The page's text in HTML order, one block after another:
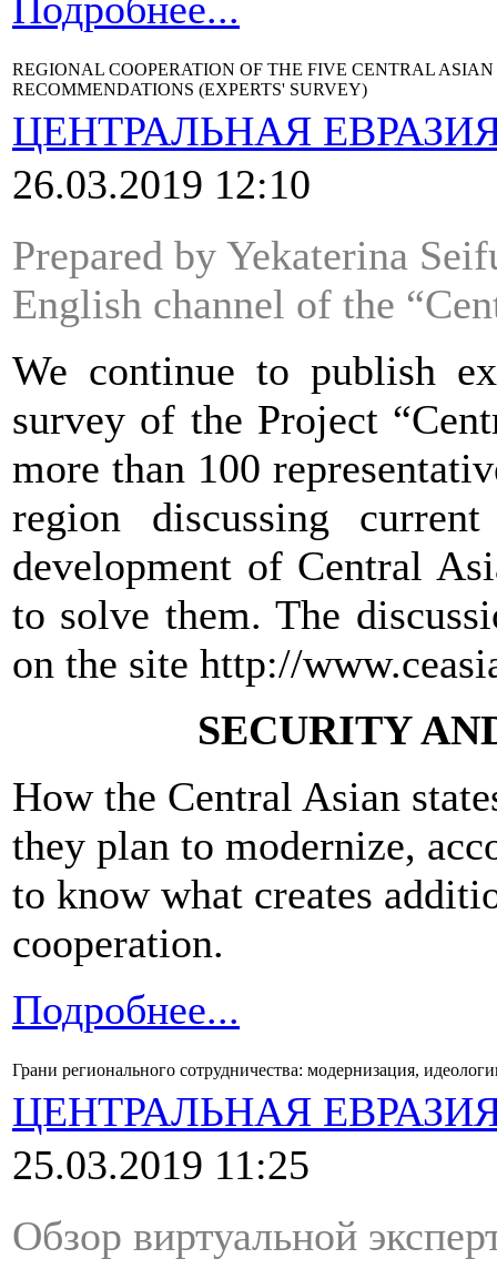
REGIONAL COOPERATION OF THE FIVE CENTRAL
RECOMMENDATIONS (EXPERTS' SURVEY)
ЦЕНТРАЛЬНАЯ
26.03.2019 12:10
Prepared by Yekaterina
English channel of the
We continue to publish
survey of the Project
more than 100
region discussing
development of Central
to solve them. The
on the site http://
SECURITY
How the Central Asian
they plan to modernize,
to know what creates
cooperation.
Подробнее...
Грани регионального сотрудничества: модернизация,
ЦЕНТРАЛЬНАЯ
25.03.2019 11:25
Обзор виртуальной